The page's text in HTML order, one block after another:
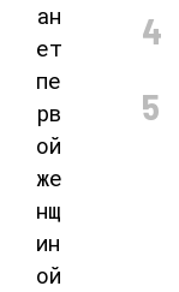
ан
ет
пе
рв
ой
же
нщ
ин
ой